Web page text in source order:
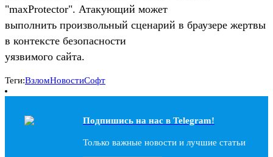
"maxProtector". Атакующий может
выполнить произвольный сценарий в браузере жертвы
в контексте безопасности
уязвимого сайта.
Теги:ВзломНовостиСофт
Подпишись на наc в Telegram!
Только важные новости и лучшие статьи